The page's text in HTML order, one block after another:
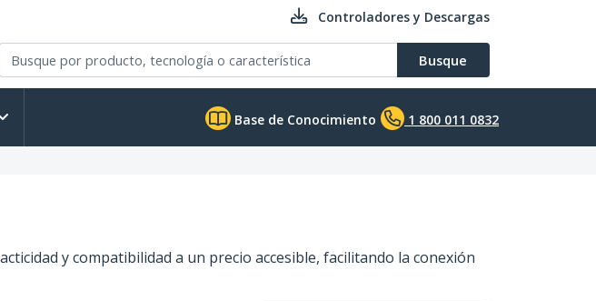
Controladores y Descargas
Busque
Base de Conocimiento 1 800 011 0832
y compatibilidad a un precio accesible, facilitando la conexión